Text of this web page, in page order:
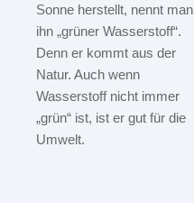
Sonne herstellt, nennt man
ihn „grüner Wasserstoff“.
Denn er kommt aus der
Natur. Auch wenn
Wasserstoff nicht immer
„grün“ ist, ist er gut für die
Umwelt.